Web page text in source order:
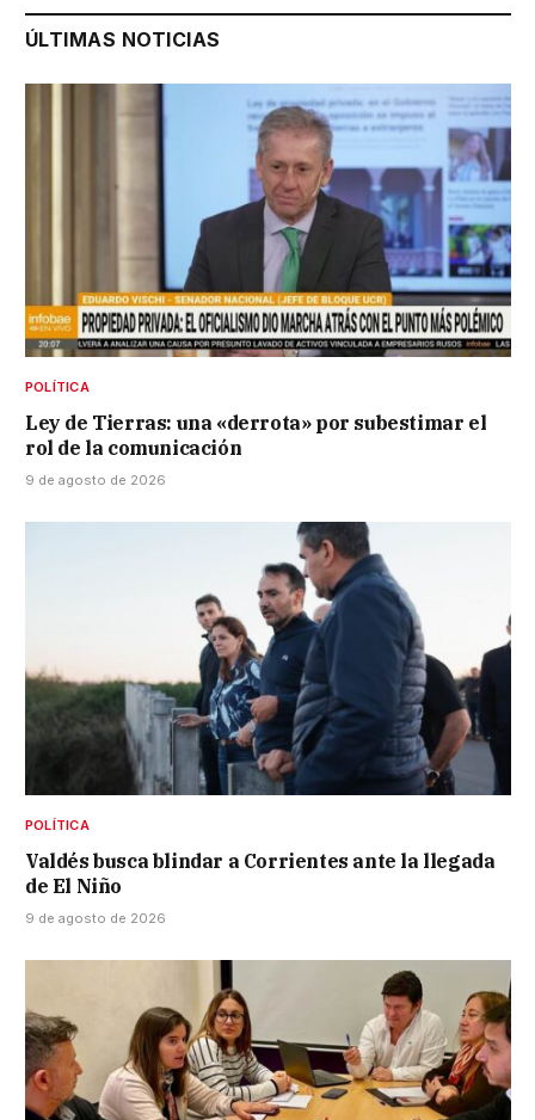
ÚLTIMAS NOTICIAS
POLÍTICA
Ley de Tierras: una «derrota» por subestimar el
rol de la comunicación
9 de agosto de 2026
POLÍTICA
Valdés busca blindar a Corrientes ante la llegada
de El Niño
9 de agosto de 2026